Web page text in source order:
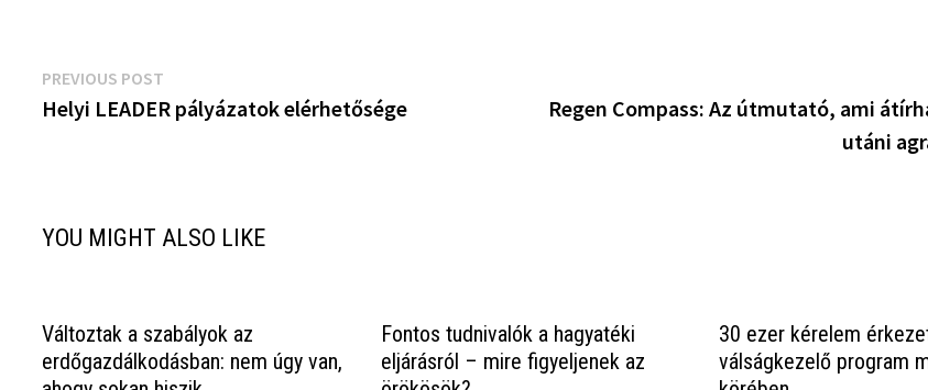
Bejegyzés
navigáció
PREVIOUS POST
post:
Helyi LEADER pályázatok elérhetősége
Regen Compass: Az útmutató, ami
utáni
YOU MIGHT ALSO LIKE
Változtak a szabályok az
erdőgazdálkodásban: nem úgy van,
Fontos tudnivalók a hagyatéki
eljárásról – mire figyeljenek az
30 ezer kérelem
válságkezelő program